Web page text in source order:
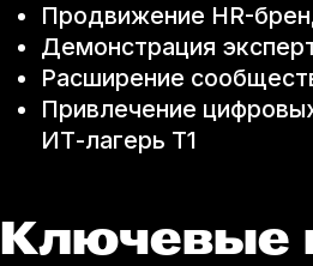
Продвижение HR-
Демонстрация
Расширение
Привлечение
ИТ-лагерь Т1
Ключевые